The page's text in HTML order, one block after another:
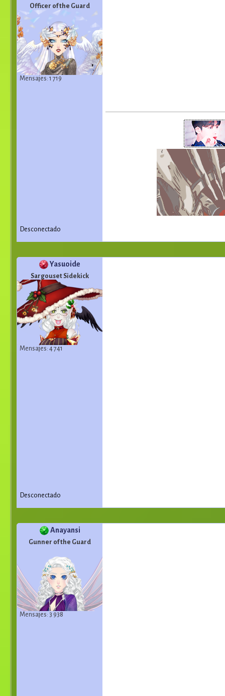
Officer of the Guard
Mensajes: 1 719
Desconectado
Yasuoide
Sargouset Sidekick
Mensajes: 4 741
Desconectado
Anayansi
Gunner of the Guard
Mensajes: 3 938